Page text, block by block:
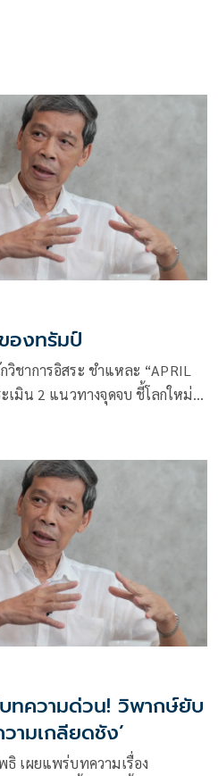
องทรัมป์
วิชาการอิสระ ชำแหละ “APRIL
มิน 2 แนวทางจุดจบ ชี้โลกใหม่
บทความด่วน! วิพากษ์ยับ
ามเกลียดชัง’
ธิ เผยแพร่บทความเรื่อง